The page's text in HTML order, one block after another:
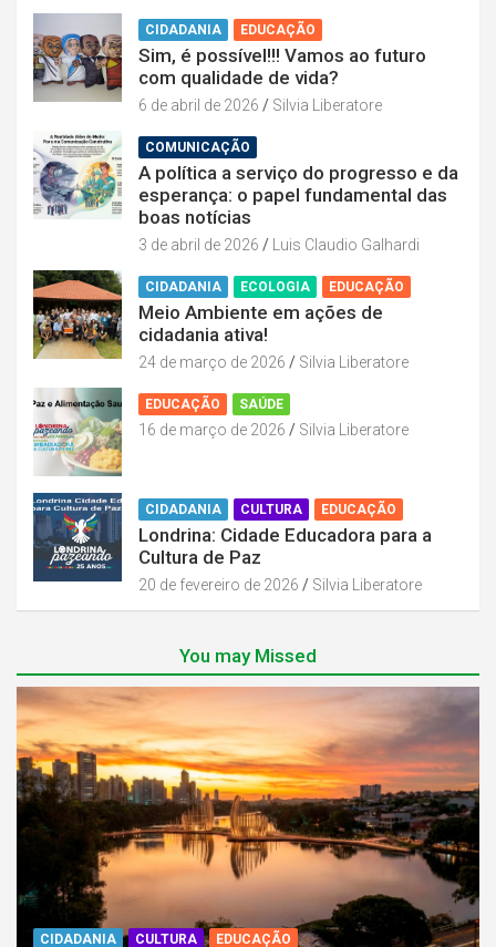
CIDADANIA EDUCAÇÃO
Sim, é possível!!! Vamos ao futuro
com qualidade de vida?
6 de abril de 2026 Silvia Liberatore
COMUNICAÇÃO
A política a serviço do progresso e da
esperança: o papel fundamental das
boas notícias
3 de abril de 2026 Luis Claudio Galhardi
CIDADANIA ECOLOGIA EDUCAÇÃO
Meio Ambiente em ações de
cidadania ativa!
24 de março de 2026 Silvia Liberatore
EDUCAÇÃO SAÚDE
16 de março de 2026 Silvia Liberatore
CIDADANIA CULTURA EDUCAÇÃO
Londrina: Cidade Educadora para a
Cultura de Paz
20 de fevereiro de 2026 Silvia Liberatore
You may Missed
CIDADANIA CULTURA EDUCAÇÃO